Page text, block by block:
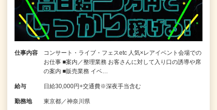
仕事内容
コンサート・ライブ・フェスetc 人気×レアイベント会場での
お仕事 ■案内／整理業務 お客さんに対して入り口の誘導や席
の案内 ■販売業務 イベ…
給与 日給30,000円+交通費※深夜手当含む
勤務地 東京都／神奈川県